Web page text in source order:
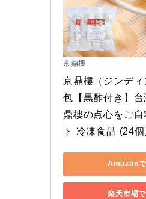
京鼎樓
京鼎樓（ジンデ
包【黒酢付き】
鼎樓の点心をご自
ト 冷凍食品 (24
Amazon
楽天市場